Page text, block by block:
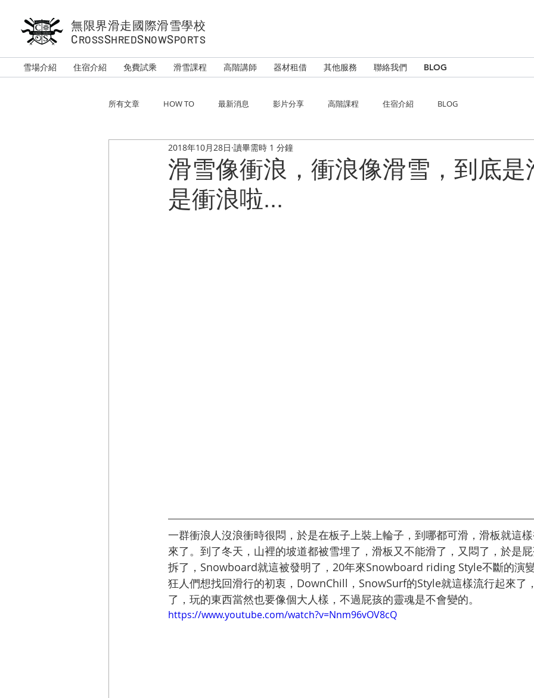
無限界滑走國際滑雪學校
CROSSSHREDSNOWSPORTS
雪場介紹 住宿介紹 免費試乘 滑雪課程 高階講師 器材租借 其他服務 聯絡我們 BLOG
所有文章 HOW TO 最新消息 影片分享 高階課程 住宿介紹 BLOG
滑雪像衝浪，衝浪像滑雪，到底是
是衝浪啦...
2018年10月28日 讀畢需時 1 分鐘
一群衝浪人沒浪衝時很悶，於是在板子上裝上輪子，到哪都可滑，滑板就這
來了。到了冬天，山裡的坡道都被雪埋了，滑板又不能滑了，又悶了，於是
拆了，Snowboard就這被發明了，20年來Snowboard riding Style不斷的演
狂人們想找回滑行的初衷，DownChill，SnowSurf的Style就這樣流行起來了
了，玩的東西當然也要像個大人樣，不過屁孩的靈魂是不會變的。
https://www.youtube.com/watch?v=Nnm96vOV8cQ